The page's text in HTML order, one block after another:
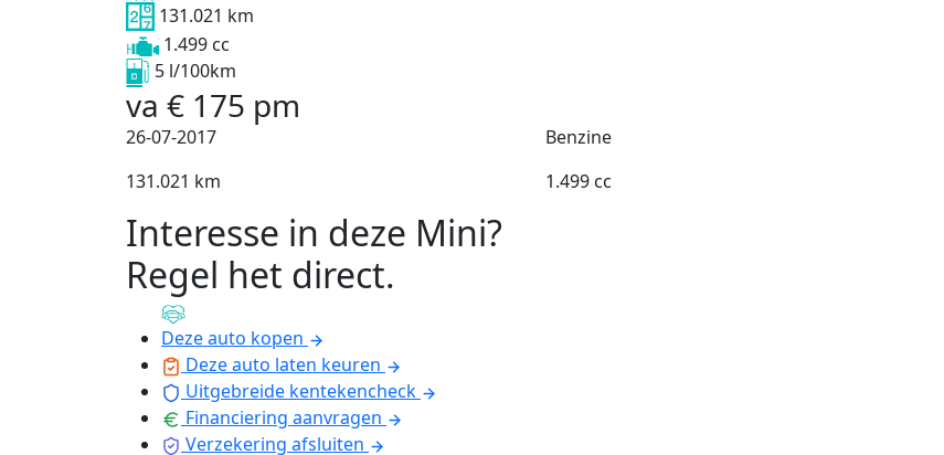
131.021 km
1.499 cc
5 l/100km
va € 175 pm
26-07-2017 Benzine
131.021 km
1.499 cc
Interesse in deze Mini?
Regel het direct.
Deze auto kopen
Deze auto laten keuren
Uitgebreide kentekencheck
Financiering aanvragen
Verzekering afsluiten